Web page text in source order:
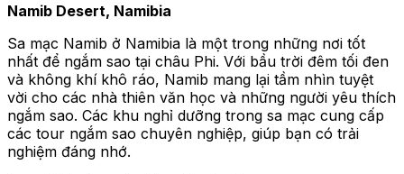
Namib Desert, Namibia
Sa mạc Namib ở Namibia là một trong những nơi tốt
nhất để ngắm sao tại châu Phi. Với bầu trời đêm tối đen
và không khí khô ráo, Namib mang lại tầm nhìn tuyệt
vời cho các nhà thiên văn học và những người yêu thích
ngắm sao. Các khu nghỉ dưỡng trong sa mạc cung cấp
các tour ngắm sao chuyên nghiệp, giúp bạn có trải
nghiệm đáng nhớ.